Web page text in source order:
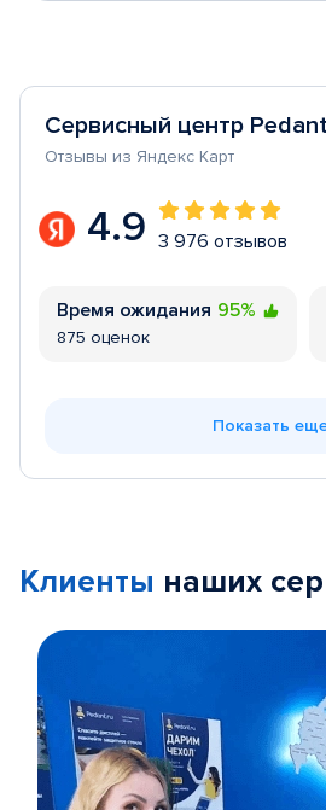
Сервисный центр
Отзывы из Яндекс Карт
4.9 3 976 отзывов
Время ожидания 95%
875 оценок
Показать
Клиенты наших